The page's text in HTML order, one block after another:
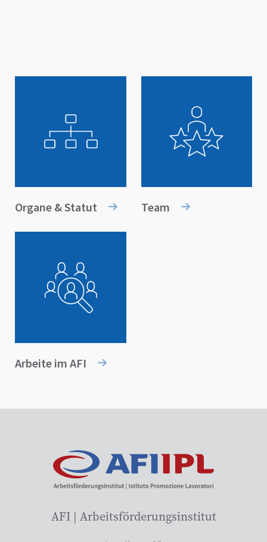
Organe & Statut Team
Arbeite im AFI
AFI | Arbeitsförderungsinstitut